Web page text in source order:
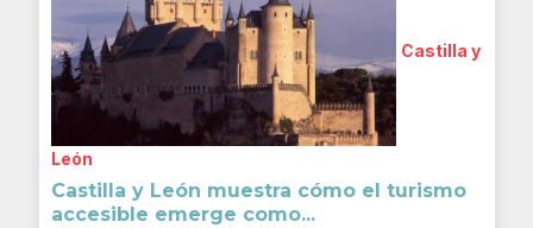
Castilla y
León
Castilla y León muestra cómo el turismo
accesible emerge como...